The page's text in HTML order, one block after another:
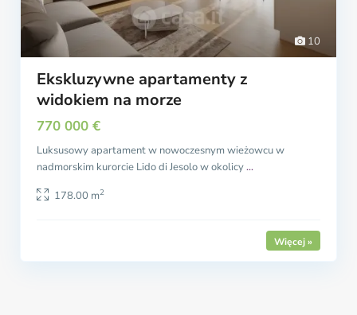
10
Ekskluzywne apartamenty z
widokiem na morze
770 000 €
Luksusowy apartament w nowoczesnym wieżowcu w
nadmorskim kurorcie Lido di Jesolo w okolicy...
178.00 m2